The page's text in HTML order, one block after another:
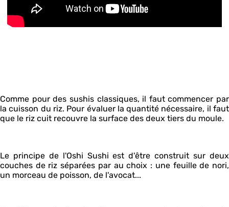
Comme pour des sushis classiques, il faut commencer par
la cuisson du riz. Pour évaluer la quantité nécessaire, il faut
que le riz cuit recouvre la surface des deux tiers du moule.
Le principe de l'Oshi Sushi est d'être construit sur deux
couches de riz séparées par au choix : une feuille de nori,
un morceau de poisson, de l'avocat...